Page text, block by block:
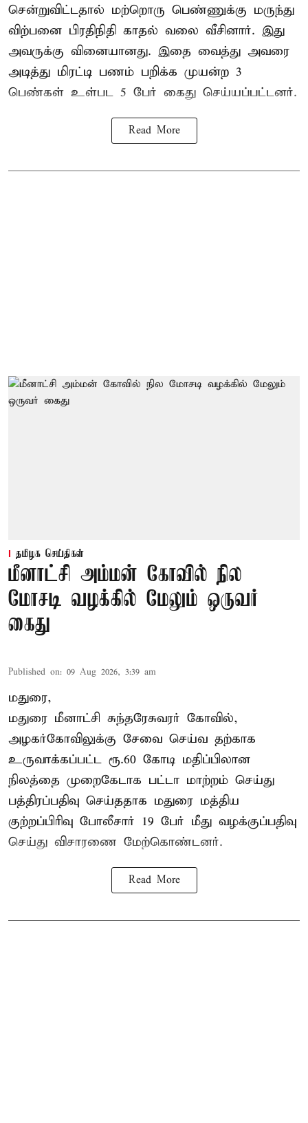
சென்றுவிட்டதால் மற்றொரு பெண்ணுக்கு மருந்து
விற்பனை பிரதிநிதி காதல் வலை வீசினார். இது
அவருக்கு வினையானது. இதை வைத்து அவரை
அடித்து மிரட்டி பணம் பறிக்க முயன்ற 3
பெண்கள் உள்பட 5 பேர் கைது செய்யப்பட்டனர்.
Read More
தமிழக செய்திகள்
மீனாட்சி அம்மன் கோவில் நில
மோசடி வழக்கில் மேலும் ஒருவர்
கைது
Published on: 09 Aug 2026, 3:39 am
மதுரை,
மதுரை மீனாட்சி சுந்தரேசுவரர் கோவில்,
அழகர்கோவிலுக்கு சேவை செய்வ தற்காக
உருவாக்கப்பட்ட ரூ.60 கோடி மதிப்பிலான
நிலத்தை முறைகேடாக பட்டா மாற்றம் செய்து
பத்திரப்பதிவு செய்ததாக மதுரை மத்திய
குற்றப்பிரிவு போலீசார் 19 பேர் மீது வழக்குப்பதிவு
செய்து விசாரணை மேற்கொண்டனர்.
Read More